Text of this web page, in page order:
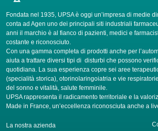
Fondata nel 1935, UPSA è oggi un’impresa di medie
conta ad Agen uno dei principali siti industriali
anni il marchio è al fianco di pazienti, medici e
costante e riconosciuto.
Con una gamma completa di prodotti anche per
aiuta a trattare diversi tipi di disturbi che possono
quotidiana. La sua esperienza copre sei aree
(specialità storica), otorinolaringoiatria e vie
del sonno e vitalità, salute femminile.
UPSA rappresenta il radicamento territoriale e la
Made in France, un’eccellenza riconosciuta anche a
La nostra azienda